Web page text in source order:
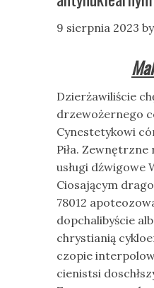
9 sierpnia 2023
Dzierżawiliście
drzewożernego
Cynestetykowi
Piła.
usługi dźwigowe
Ciosającym
78012
dopchalibyście
chrystianią
czopie
cienistsi